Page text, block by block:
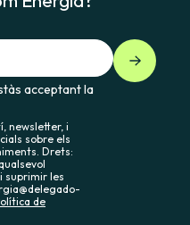
acceptant la
newsletter, i
sobre els
Drets:
suprimir les
de